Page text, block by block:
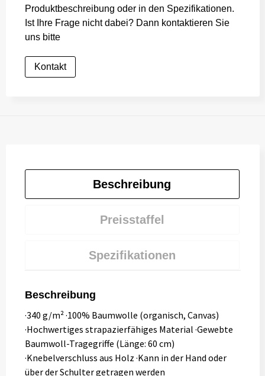
Produktbeschreibung oder in den Spezifikationen.
Ist Ihre Frage nicht dabei? Dann kontaktieren Sie
uns bitte
Kontakt
Beschreibung
Preisstaffel
Spezifikationen
Beschreibung
·340 g/m² ·100% Baumwolle (organisch, Canvas)
·Hochwertiges strapazierfähiges Material ·Gewebte
Baumwoll-Tragegriffe (Länge: 60 cm)
·Knebelverschluss aus Holz ·Kann in der Hand oder
über der Schulter getragen werden